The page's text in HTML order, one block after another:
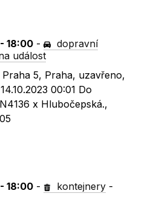
18:00 -
dopravní
událost
5, Praha, uzavřeno,
00:01 Do
x Hlubočepská.,
18:00 - kontejnery -